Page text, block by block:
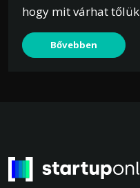
hogy mit várhat
Bővebben